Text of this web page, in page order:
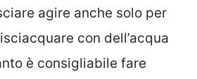
agire anche solo per
con dell’acqua
è consigliabile fare